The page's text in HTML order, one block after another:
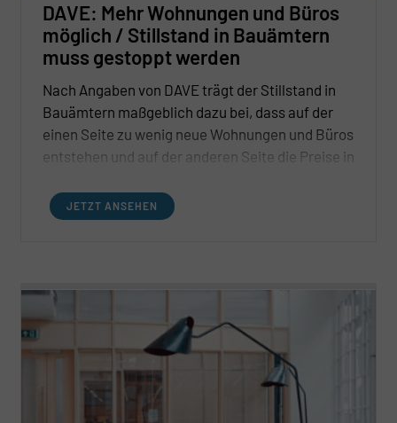
DAVE: Mehr Wohnungen und Büros
möglich / Stillstand in Bauämtern
muss gestoppt werden
Nach Angaben von DAVE trägt der Stillstand in
Bauämtern maßgeblich dazu bei, dass auf der
einen Seite zu wenig neue Wohnungen und Büros
entstehen und auf der anderen Seite die Preise in
JETZT ANSEHEN